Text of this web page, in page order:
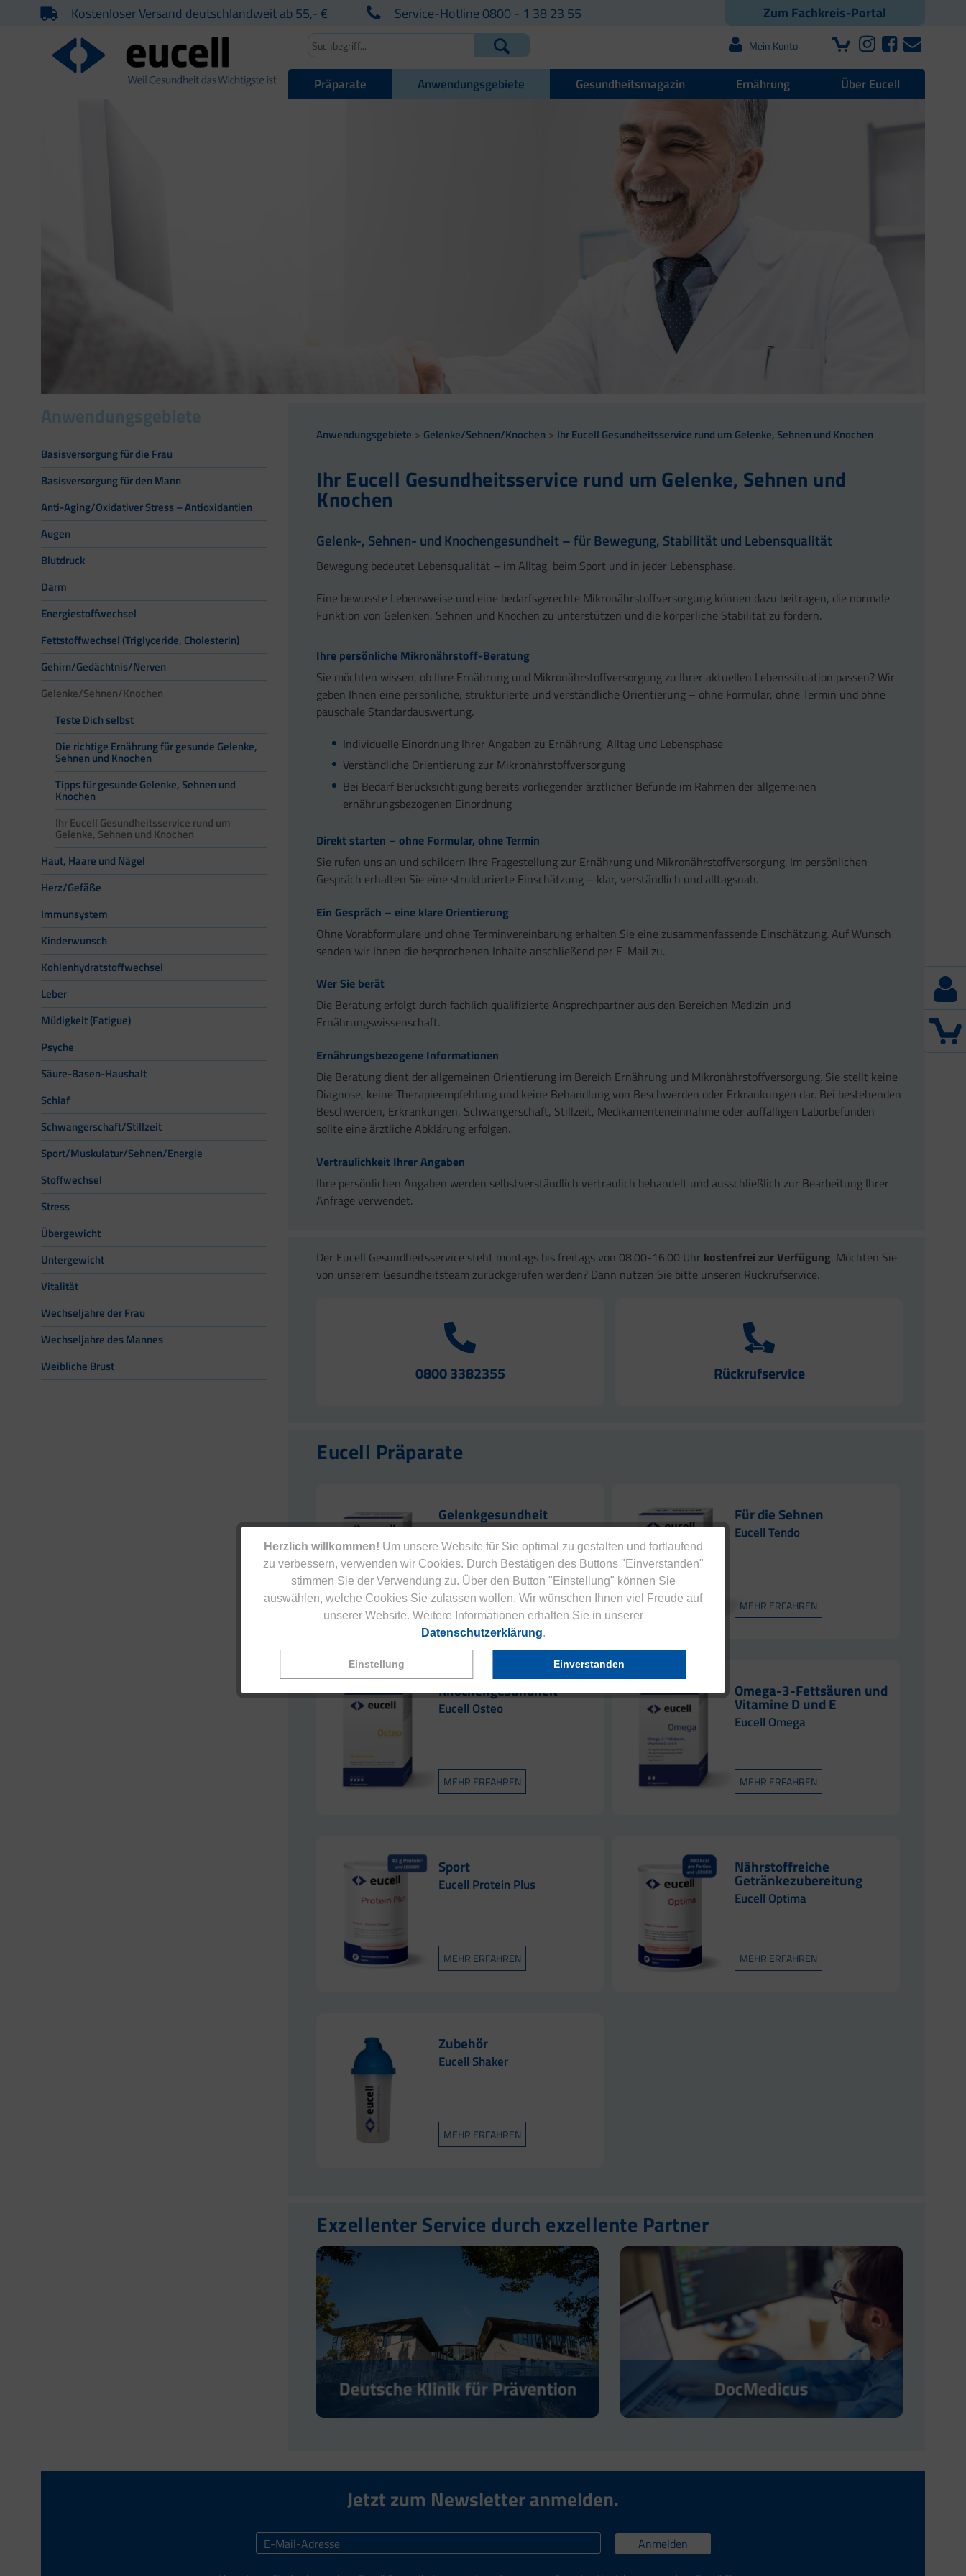
Herzlich willkommen! Um unsere Website für Sie optimal zu gestalten und fortlaufend
zu verbessern, verwenden wir Cookies. Durch Bestätigen des Buttons "Einverstanden"
stimmen Sie der Verwendung zu. Über den Button "Einstellung" können Sie
auswählen, welche Cookies Sie zulassen wollen. Wir wünschen Ihnen viel Freude auf
unserer Website. Weitere Informationen erhalten Sie in unserer
Datenschutzerklärung.
Einstellung Einverstanden
Zum Fachkreis-Portal
Kostenloser Versand deutschlandweit ab 55,- € Service-Hotline 0800 - 1 38 23 55
Mein Konto
Präparate Anwendungsgebiete Gesundheitsmagazin Ernährung Über Eucell
Anwendungsgebiete
Basisversorgung für die Frau
Basisversorgung für den Mann
Anti-Aging/Oxidativer Stress – Antioxidantien
Augen
Blutdruck
Darm
Energiestoffwechsel
Fettstoffwechsel (Triglyceride, Cholesterin)
Gehirn/Gedächtnis/Nerven
Gelenke/Sehnen/Knochen
Teste Dich selbst
Die richtige Ernährung für gesunde Gelenke,
Sehnen und Knochen
Tipps für gesunde Gelenke, Sehnen und
Knochen
Ihr Eucell Gesundheitsservice rund um
Gelenke, Sehnen und Knochen
Haut, Haare und Nägel
Herz/Gefäße
Immunsystem
Kinderwunsch
Kohlenhydratstoffwechsel
Leber
Müdigkeit (Fatigue)
Psyche
Säure-Basen-Haushalt
Schlaf
Schwangerschaft/Stillzeit
Sport/Muskulatur/Sehnen/Energie
Stoffwechsel
Stress
Übergewicht
Untergewicht
Vitalität
Wechseljahre der Frau
Wechseljahre des Mannes
Weibliche Brust
Anwendungsgebiete Gelenke/Sehnen/Knochen Ihr Eucell Gesundheitsservice rund um Gelenke, Sehnen und Knochen
Ihr Eucell Gesundheitsservice rund um Gelenke, Sehnen und
Knochen
Gelenk-, Sehnen- und Knochengesundheit – für Bewegung, Stabilität und Lebensqualität
Bewegung bedeutet Lebensqualität – im Alltag, beim Sport und in jeder Lebensphase.
Eine bewusste Lebensweise und eine bedarfsgerechte Mikronährstoffversorgung können dazu beitragen, die normale
Funktion von Gelenken, Sehnen und Knochen zu unterstützen und die körperliche Stabilität zu fördern.
Ihre persönliche Mikronährstoff-Beratung
Sie möchten wissen, ob Ihre Ernährung und Mikronährstoffversorgung zu Ihrer aktuellen Lebenssituation passen? Wir
geben Ihnen eine persönliche, strukturierte und verständliche Orientierung – ohne Formular, ohne Termin und ohne
pauschale Standardauswertung.
Individuelle Einordnung Ihrer Angaben zu Ernährung, Alltag und Lebensphase
Verständliche Orientierung zur Mikronährstoffversorgung
Bei Bedarf Berücksichtigung bereits vorliegender ärztlicher Befunde im Rahmen der allgemeinen
ernährungsbezogenen Einordnung
Direkt starten – ohne Formular, ohne Termin
Sie rufen uns an und schildern Ihre Fragestellung zur Ernährung und Mikronährstoffversorgung. Im persönlichen
Gespräch erhalten Sie eine strukturierte Einschätzung – klar, verständlich und alltagsnah.
Ein Gespräch – eine klare Orientierung
Ohne Vorabformulare und ohne Terminvereinbarung erhalten Sie eine zusammenfassende Einschätzung. Auf Wunsch
senden wir Ihnen die besprochenen Inhalte anschließend per E-Mail zu.
Wer Sie berät
Die Beratung erfolgt durch fachlich qualifizierte Ansprechpartner aus den Bereichen Medizin und
Ernährungswissenschaft.
Ernährungsbezogene Informationen
Die Beratung dient der allgemeinen Orientierung im Bereich Ernährung und Mikronährstoffversorgung. Sie stellt keine
Diagnose, keine Therapieempfehlung und keine Behandlung von Beschwerden oder Erkrankungen dar. Bei bestehenden
Beschwerden, Erkrankungen, Schwangerschaft, Stillzeit, Medikamenteneinnahme oder auffälligen Laborbefunden
sollte eine ärztliche Abklärung erfolgen.
Vertraulichkeit Ihrer Angaben
Ihre persönlichen Angaben werden selbstverständlich vertraulich behandelt und ausschließlich zur Bearbeitung Ihrer
Anfrage verwendet.
Der Eucell Gesundheitsservice steht montags bis freitags von 08.00-16.00 Uhr kostenfrei zur Verfügung. Möchten Sie
von unserem Gesundheitsteam zurückgerufen werden? Dann nutzen Sie bitte unseren Rückrufservice.
0800 3382355 Rückrufservice
Eucell Präparate
Gelenkgesundheit
Eucell GS Plus
MEHR ERFAHREN
Für die Sehnen
Eucell Tendo
MEHR ERFAHREN
Knochengesundheit
Eucell Osteo
MEHR ERFAHREN
Omega-3-Fettsäuren und
Vitamine D und E
Eucell Omega
MEHR ERFAHREN
Sport
Eucell Protein Plus
MEHR ERFAHREN
Nährstoffreiche
Getränkezubereitung
Eucell Optima
MEHR ERFAHREN
Zubehör
Eucell Shaker
MEHR ERFAHREN
Exzellenter Service durch exzellente Partner
Deutsche Klinik für Prävention DocMedicus
Jetzt zum Newsletter anmelden.
Anmelden